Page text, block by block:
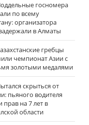
госномера
по всему
организатора
в Алматы
гребцы
чемпионат Азии с
золотыми медалями
скрыться от
пьяного водителя
на 7 лет в
области